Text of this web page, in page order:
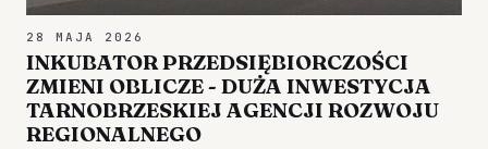
28 MAJA 2026
INKUBATOR PRZEDSIĘBIORCZOŚCI
ZMIENI OBLICZE - DUŻA INWESTYCJA
TARNOBRZESKIEJ AGENCJI ROZWOJU
REGIONALNEGO